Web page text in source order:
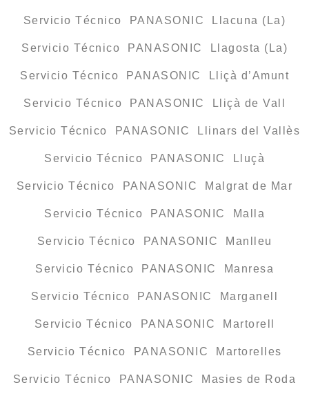
Servicio Técnico PANASONIC Llacuna (La)
Servicio Técnico PANASONIC Llagosta (La)
Servicio Técnico PANASONIC Lliçà d’Amunt
Servicio Técnico PANASONIC Lliçà de Vall
Servicio Técnico PANASONIC Llinars del Vallès
Servicio Técnico PANASONIC Lluçà
Servicio Técnico PANASONIC Malgrat de Mar
Servicio Técnico PANASONIC Malla
Servicio Técnico PANASONIC Manlleu
Servicio Técnico PANASONIC Manresa
Servicio Técnico PANASONIC Marganell
Servicio Técnico PANASONIC Martorell
Servicio Técnico PANASONIC Martorelles
Servicio Técnico PANASONIC Masies de Roda